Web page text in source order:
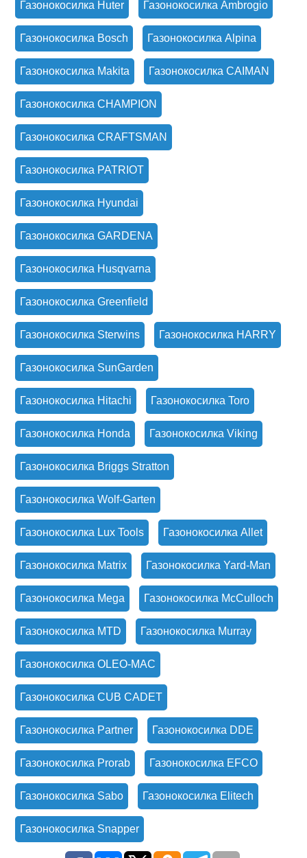
Газонокосилка Huter Газонокосилка Ambrogio
Газонокосилка Bosch Газонокосилка Alpina
Газонокосилка Makita Газонокосилка CAIMAN
Газонокосилка CHAMPION
Газонокосилка CRAFTSMAN
Газонокосилка PATRIOT
Газонокосилка Hyundai
Газонокосилка GARDENA
Газонокосилка Husqvarna
Газонокосилка Greenfield
Газонокосилка Sterwins Газонокосилка HARRY
Газонокосилка SunGarden
Газонокосилка Hitachi Газонокосилка Toro
Газонокосилка Honda Газонокосилка Viking
Газонокосилка Briggs Stratton
Газонокосилка Wolf-Garten
Газонокосилка Lux Tools Газонокосилка Allet
Газонокосилка Matrix Газонокосилка Yard-Man
Газонокосилка Mega Газонокосилка McCulloch
Газонокосилка MTD Газонокосилка Murray
Газонокосилка OLEO-MAC
Газонокосилка CUB CADET
Газонокосилка Partner Газонокосилка DDE
Газонокосилка Prorab Газонокосилка EFCO
Газонокосилка Sabo Газонокосилка Elitech
Газонокосилка Snapper